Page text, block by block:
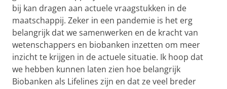
bij kan dragen aan actuele vraagstukken in de
maatschappij. Zeker in een pandemie is het erg
belangrijk dat we samenwerken en de kracht van
wetenschappers en biobanken inzetten om meer
inzicht te krijgen in de actuele situatie. Ik hoop dat
we hebben kunnen laten zien hoe belangrijk
Biobanken als Lifelines zijn en dat ze veel breder